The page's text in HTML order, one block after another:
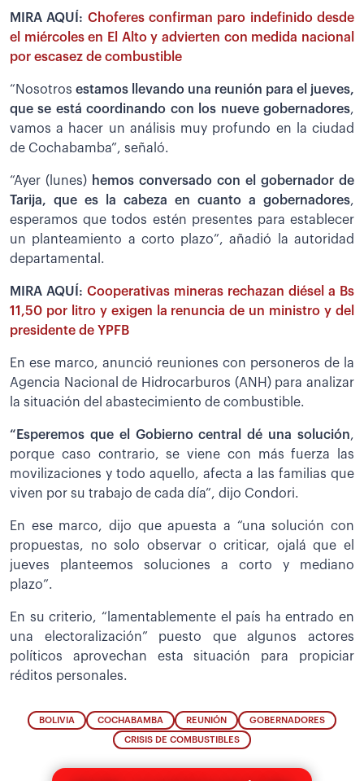
MIRA AQUÍ: Choferes confirman paro indefinido desde
el miércoles en El Alto y advierten con medida nacional
por escasez de combustible
“Nosotros estamos llevando una reunión para el jueves,
que se está coordinando con los nueve gobernadores,
vamos a hacer un análisis muy profundo en la ciudad
de Cochabamba”, señaló.
“Ayer (lunes) hemos conversado con el gobernador de
Tarija, que es la cabeza en cuanto a gobernadores,
esperamos que todos estén presentes para establecer
un planteamiento a corto plazo”, añadió la autoridad
departamental.
MIRA AQUÍ: Cooperativas mineras rechazan diésel a Bs
11,50 por litro y exigen la renuncia de un ministro y del
presidente de YPFB
En ese marco, anunció reuniones con personeros de la
Agencia Nacional de Hidrocarburos (ANH) para analizar
la situación del abastecimiento de combustible.
“Esperemos que el Gobierno central dé una solución,
porque caso contrario, se viene con más fuerza las
movilizaciones y todo aquello, afecta a las familias que
viven por su trabajo de cada día”, dijo Condori.
En ese marco, dijo que apuesta a “una solución con
propuestas, no solo observar o criticar, ojalá que el
jueves planteemos soluciones a corto y mediano
plazo”.
En su criterio, “lamentablemente el país ha entrado en
una electoralización” puesto que algunos actores
políticos aprovechan esta situación para propiciar
réditos personales.
BOLIVIA COCHABAMBA REUNIÓN GOBERNADORES
CRISIS DE COMBUSTIBLES